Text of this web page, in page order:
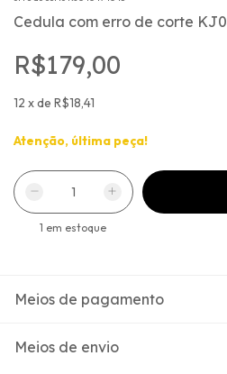
Cedula com erro de corte
R$179,00
12 xde R$18,41
Atenção, última peça!
1 em estoque
Meios de pagamento
Meios de envio